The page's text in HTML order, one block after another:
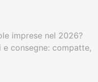
imprese nel 2026?
consegne: compatte,